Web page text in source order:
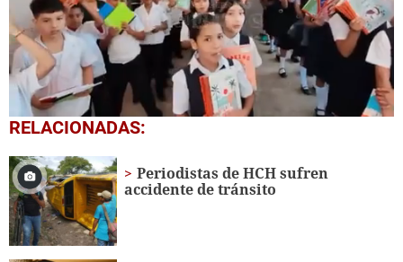
0
seconds
1
minute,
56
seconds
RELACIONADAS:
Periodistas de HCH sufren
accidente de tránsito